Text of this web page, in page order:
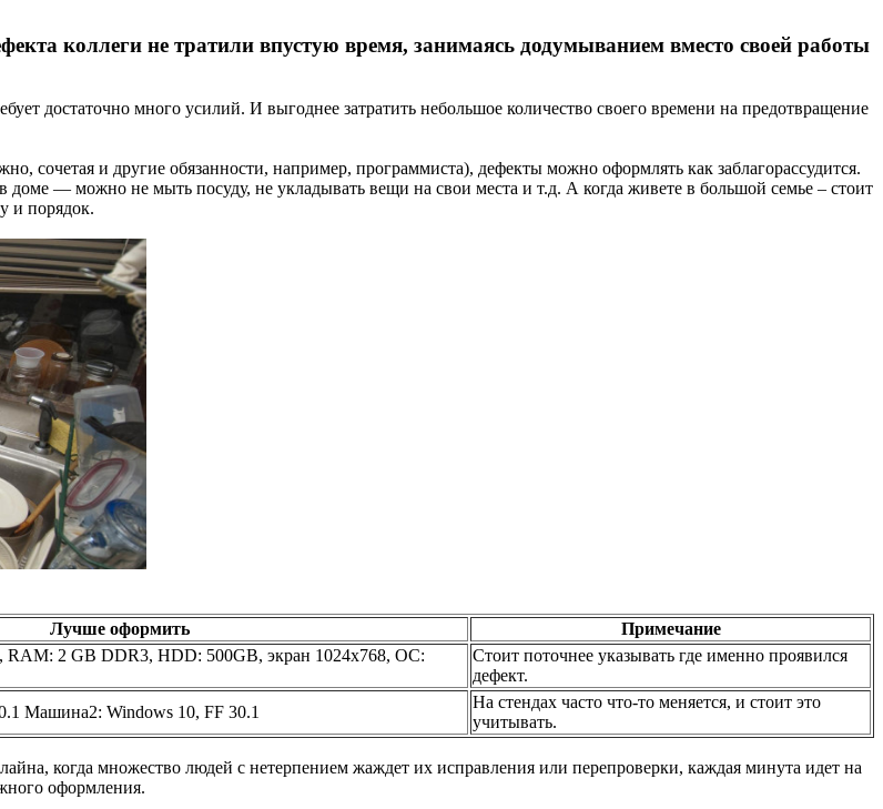
коллеги не тратили впустую время, занимаясь додумыванием вместо своей работы
достаточно много усилий. И выгоднее затратить небольшое количество своего времени на предотвращение
сочетая и другие обязанности, например, программиста), дефекты можно оформлять как заблагорассудится.
доме — можно не мыть посуду, не укладывать вещи на свои места и т.д. А когда живете в большой семье – стоит
и порядок.
Лучше оформить
Примечание
2 GB DDR3, HDD: 500GB, экран 1024x768, ОС:
Стоит поточнее указывать где именно проявился
дефект.
Машина2: Windows 10, FF 30.1
На стендах часто что-то меняется, и стоит это
учитывать.
когда множество людей с нетерпением жаждет их исправления или перепроверки, каждая минута идет на
оформления.